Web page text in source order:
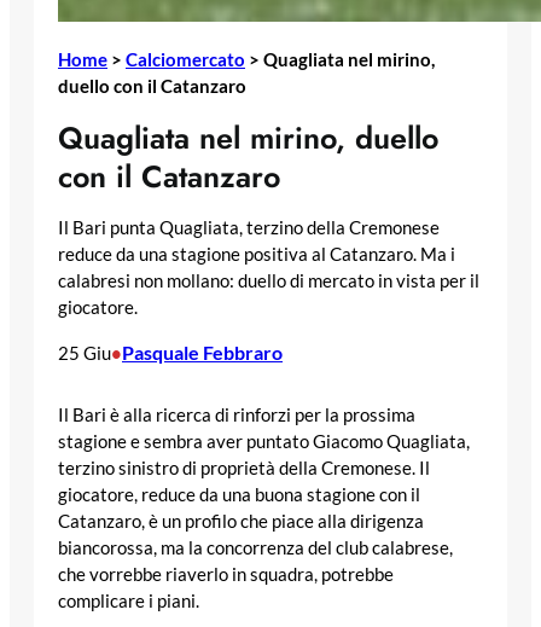
Home > Calciomercato > Quagliata nel mirino,
duello con il Catanzaro
Quagliata nel mirino, duello
con il Catanzaro
Il Bari punta Quagliata, terzino della Cremonese
reduce da una stagione positiva al Catanzaro. Ma i
calabresi non mollano: duello di mercato in vista per il
giocatore.
25 Giu•Pasquale Febbraro
Il Bari è alla ricerca di rinforzi per la prossima
stagione e sembra aver puntato Giacomo Quagliata,
terzino sinistro di proprietà della Cremonese. Il
giocatore, reduce da una buona stagione con il
Catanzaro, è un profilo che piace alla dirigenza
biancorossa, ma la concorrenza del club calabrese,
che vorrebbe riaverlo in squadra, potrebbe
complicare i piani.